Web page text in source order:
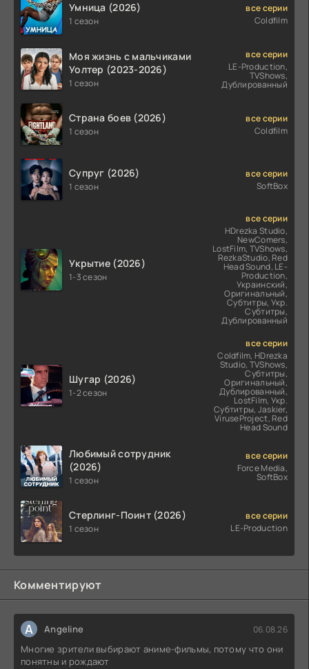
Умница (2026)
1 сезон
все серии
Coldfilm
Моя жизнь с мальчиками
Уолтер (2023-2026)
1 сезон
все серии
LE-Production,
TVShows,
Дублированный
Страна боев (2026)
1 сезон
все серии
Coldfilm
Супруг (2026)
1 сезон
все серии
SoftBox
Укрытие (2026)
1-3 сезон
все серии
HDrezka Studio,
NewComers,
LostFilm, TVShows,
RezkaStudio, Red
Head Sound, LE-
Production,
Украинский,
Оригинальный,
Субтитры, Укр.
Субтитры,
Дублированный
Шугар (2026)
1-2 сезон
все серии
Coldfilm, HDrezka
Studio, TVShows,
Субтитры,
Оригинальный,
Дублированный,
LostFilm, Укр.
Субтитры, Jaskier,
ViruseProject, Red
Head Sound
Любимый сотрудник
(2026)
1 сезон
все серии
Force Media,
SoftBox
Стерлинг-Поинт (2026)
1 сезон
все серии
LE-Production
Комментируют
A Angeline 06.08.26
Многие зрители выбирают аниме-фильмы, потому что они
понятны и рождают